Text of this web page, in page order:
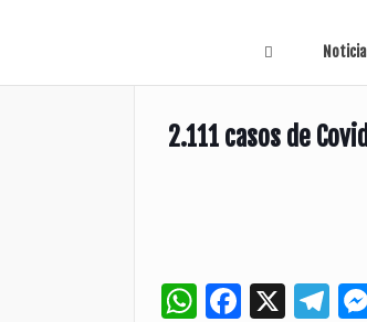
2.111 casos de
WhatsApp
X